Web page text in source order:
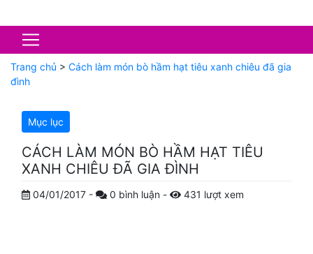
Trang chủ > Cách làm món bò hầm hạt tiêu xanh chiêu đã gia
đình
Mục lục
CÁCH LÀM MÓN BÒ HẦM HẠT TIÊU
XANH CHIÊU ĐÃ GIA ĐÌNH
04/01/2017 - 0 bình luận - 431 lượt xem